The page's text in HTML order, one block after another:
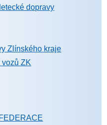
dopravy
Zlínského kraje
ZK